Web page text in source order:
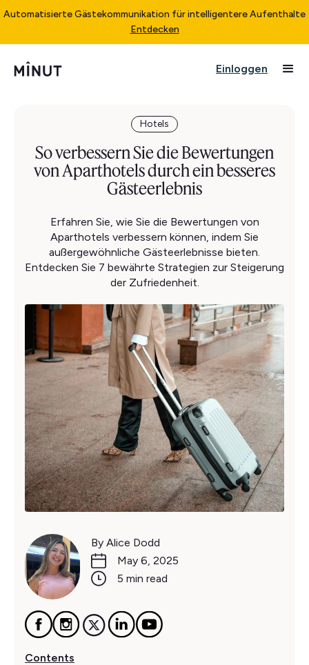
Automatisierte Gästekommunikation für intelligentere Aufenthalte
Entdecken
Einloggen
Hotels
So verbessern Sie die Bewertungen
von Aparthotels durch ein besseres
Gästeerlebnis
Erfahren Sie, wie Sie die Bewertungen von
Aparthotels verbessern können, indem Sie
außergewöhnliche Gästeerlebnisse bieten.
Entdecken Sie 7 bewährte Strategien zur Steigerung
der Zufriedenheit.
By Alice Dodd
May 6, 2025
5 min read
Contents